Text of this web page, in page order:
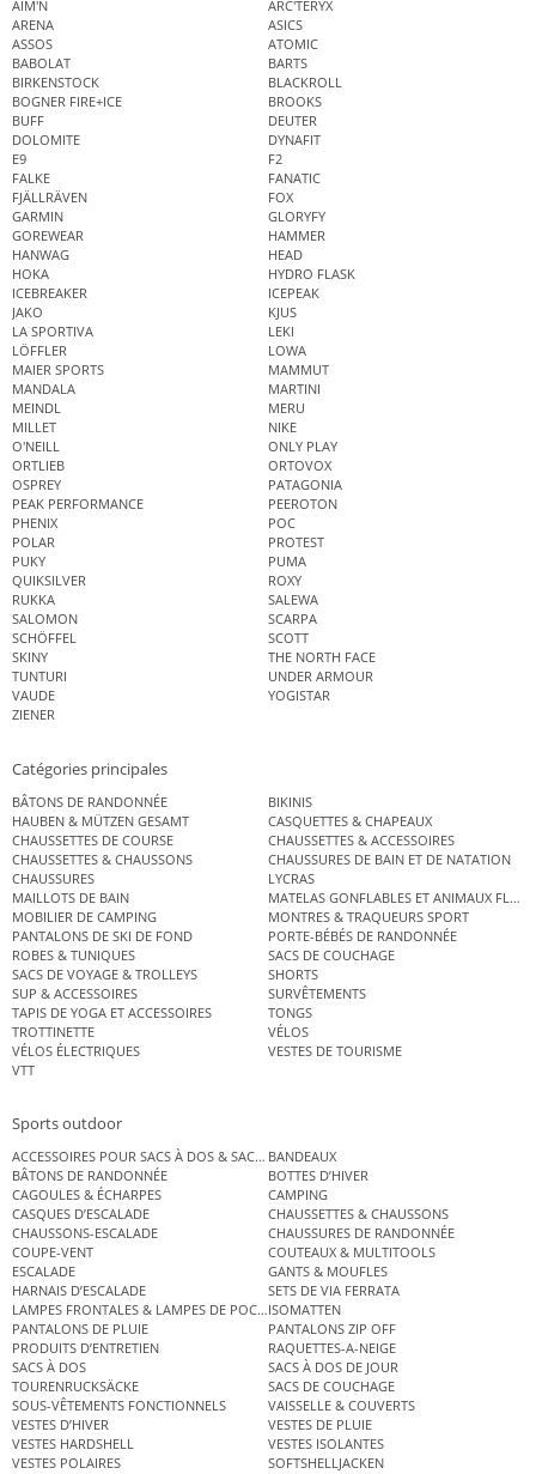
AIM'N
ARC'TERYX
ARENA
ASICS
ASSOS
ATOMIC
BABOLAT
BARTS
BIRKENSTOCK
BLACKROLL
BOGNER FIRE+ICE
BROOKS
BUFF
DEUTER
DOLOMITE
DYNAFIT
E9
F2
FALKE
FANATIC
FJÄLLRÄVEN
FOX
GARMIN
GLORYFY
GOREWEAR
HAMMER
HANWAG
HEAD
HOKA
HYDRO FLASK
ICEBREAKER
ICEPEAK
JAKO
KJUS
LA SPORTIVA
LEKI
LÖFFLER
LOWA
MAIER SPORTS
MAMMUT
MANDALA
MARTINI
MEINDL
MERU
MILLET
NIKE
O'NEILL
ONLY PLAY
ORTLIEB
ORTOVOX
OSPREY
PATAGONIA
PEAK PERFORMANCE
PEEROTON
PHENIX
POC
POLAR
PROTEST
PUKY
PUMA
QUIKSILVER
ROXY
RUKKA
SALEWA
SALOMON
SCARPA
SCHÖFFEL
SCOTT
SKINY
THE NORTH FACE
TUNTURI
UNDER ARMOUR
VAUDE
YOGISTAR
ZIENER
Catégories principales
BÂTONS DE RANDONNÉE
BIKINIS
HAUBEN & MÜTZEN GESAMT
CASQUETTES & CHAPEAUX
CHAUSSETTES DE COURSE
CHAUSSETTES & ACCESSOIRES
CHAUSSETTES & CHAUSSONS
CHAUSSURES DE BAIN ET DE NATATION
CHAUSSURES
LYCRAS
MAILLOTS DE BAIN
MATELAS GONFLABLES ET ANIMAUX
MOBILIER DE CAMPING
MONTRES & TRAQUEURS SPORT
PANTALONS DE SKI DE FOND
PORTE-BÉBÉS DE RANDONNÉE
ROBES & TUNIQUES
SACS DE COUCHAGE
SACS DE VOYAGE & TROLLEYS
SHORTS
SUP & ACCESSOIRES
SURVÊTEMENTS
TAPIS DE YOGA ET ACCESSOIRES
TONGS
TROTTINETTE
VÉLOS
VÉLOS ÉLECTRIQUES
VESTES DE TOURISME
VTT
Sports outdoor
ACCESSOIRES POUR SACS À DOS & SACS ÉTANCHES
BANDEAUX
BÂTONS DE RANDONNÉE
BOTTES D’HIVER
CAGOULES & ÉCHARPES
CAMPING
CASQUES D’ESCALADE
CHAUSSETTES & CHAUSSONS
CHAUSSONS-ESCALADE
CHAUSSURES DE RANDONNÉE
COUPE-VENT
COUTEAUX & MULTITOOLS
ESCALADE
GANTS & MOUFLES
HARNAIS D’ESCALADE
SETS DE VIA FERRATA
LAMPES FRONTALES & LAMPES DE POCHEISOMATTEN
PANTALONS DE PLUIE
PANTALONS ZIP OFF
PRODUITS D’ENTRETIEN
RAQUETTES-A-NEIGE
SACS À DOS
SACS À DOS DE JOUR
TOURENRUCKSÄCKE
SACS DE COUCHAGE
SOUS-VÊTEMENTS FONCTIONNELS
VAISSELLE & COUVERTS
VESTES D’HIVER
VESTES DE PLUIE
VESTES HARDSHELL
VESTES ISOLANTES
VESTES POLAIRES
SOFTSHELLJACKEN